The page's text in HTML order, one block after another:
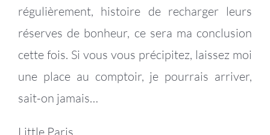
régulièrement, histoire de recharger leurs
réserves de bonheur, ce sera ma conclusion
cette fois. Si vous vous précipitez, laissez moi
une place au comptoir, je pourrais arriver,
sait-on jamais…
Little Paris